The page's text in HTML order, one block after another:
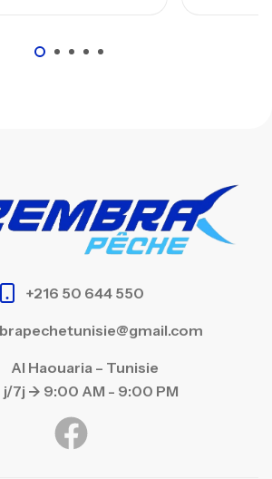
+216 50 644 550
Al Haouaria – Tunisie
j/7j -> 9:00 AM - 9:00 PM